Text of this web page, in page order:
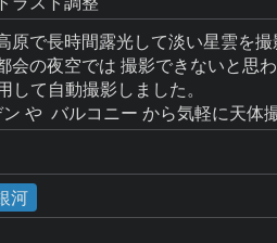
で長時間露光して淡い星雲を撮
の夜空では 撮影できないと思
て自動撮影しました。
河